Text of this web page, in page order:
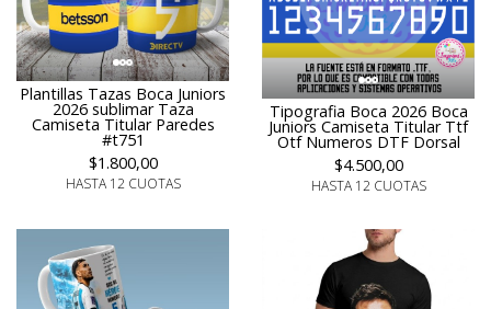
Plantillas Tazas Boca Juniors
2026 sublimar Taza
Camiseta Titular Paredes
#t751
$1.800,00
HASTA 12 CUOTAS
Tipografia Boca 2026 Boca
Juniors Camiseta Titular Ttf
Otf Numeros DTF Dorsal
$4.500,00
HASTA 12 CUOTAS